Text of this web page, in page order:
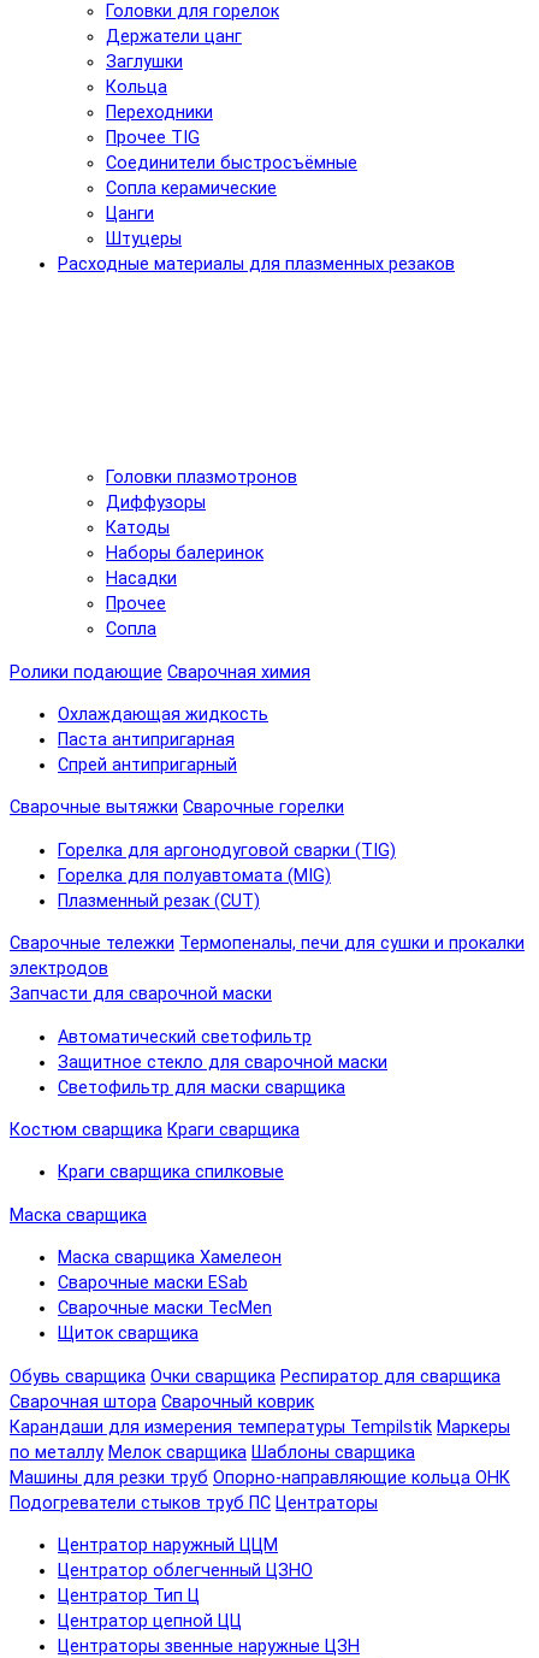
Головки для горелок
Держатели цанг
Заглушки
Кольца
Переходники
Прочее TIG
Соединители быстросъёмные
Сопла керамические
Цанги
Штуцеры
Расходные материалы для плазменных резаков
Головки плазмотронов
Диффузоры
Катоды
Наборы балеринок
Насадки
Прочее
Сопла
Ролики подающие Сварочная химия
Охлаждающая жидкость
Паста антипригарная
Спрей антипригарный
Сварочные вытяжки Сварочные горелки
Горелка для аргонодуговой сварки (TIG)
Горелка для полуавтомата (MIG)
Плазменный резак (CUT)
Сварочные тележки Термопеналы, печи для сушки и прокалки
электродов
Запчасти для сварочной маски
Автоматический светофильтр
Защитное стекло для сварочной маски
Светофильтр для маски сварщика
Костюм сварщика Краги сварщика
Краги сварщика спилковые
Маска сварщика
Маска сварщика Хамелеон
Сварочные маски ESab
Сварочные маски TecMen
Щиток сварщика
Обувь сварщика Очки сварщика Респиратор для сварщика
Сварочная штора Сварочный коврик
Карандаши для измерения температуры Tempilstik Маркеры
по металлу Мелок сварщика Шаблоны сварщика
Машины для резки труб Опорно-направляющие кольца ОНК
Подогреватели стыков труб ПС Центраторы
Центратор наружный ЦЦМ
Центратор облегченный ЦЗНО
Центратор Тип Ц
Центратор цепной ЦЦ
Центраторы звенные наружные ЦЗН